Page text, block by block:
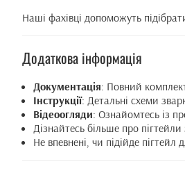
Наші фахівці допоможуть
Додаткова інформація
Документація: Повний комплект
Інструкції: Детальні схеми
Відеоогляди: Ознайомтесь із
Дізнайтесь більше про пігтейли
Не впевнені, чи підійде